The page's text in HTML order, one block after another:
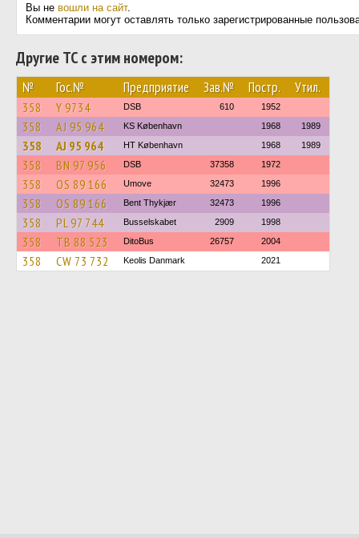
Вы не вошли на сайт.
Комментарии могут оставлять только зарегистрированные
Другие ТС с этим номером:
№ Гос.№ Предприятие Зав.№ Постр. Утил.
358 Y 9734 DSB 610 1952
358 AJ 95 964 KS København 1968 1989
358 AJ 95 964 HT København 1968 1989
358 BN 97 956 DSB 37358 1972
358 OS 89 166 Umove 32473 1996
358 OS 89 166 Bent Thykjær 32473 1996
358 PL 97 744 Busselskabet 2909 1998
358 TB 88 523 DitoBus 26757 2004
358 CW 73 732 Keolis Danmark 2021